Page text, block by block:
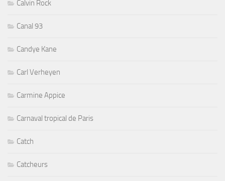
Calvin Rock
Canal 93
Candye Kane
Carl Verheyen
Carmine Appice
Carnaval tropical de Paris
Catch
Catcheurs